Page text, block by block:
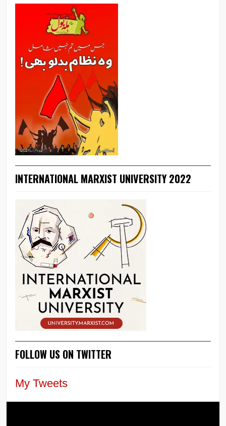
INTERNATIONAL MARXIST UNIVERSITY 2022
FOLLOW US ON TWITTER
My Tweets